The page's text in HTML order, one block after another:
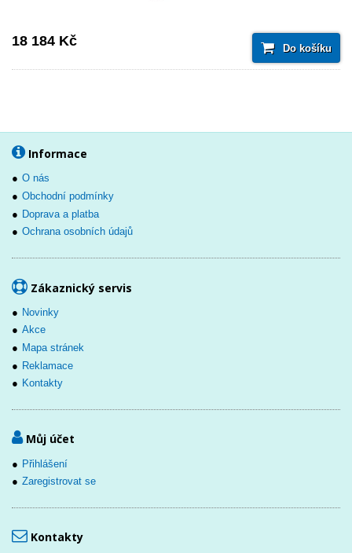
18 184 Kč Do košíku
Informace
O nás
Obchodní podmínky
Doprava a platba
Ochrana osobních údajů
Zákaznický servis
Novinky
Akce
Mapa stránek
Reklamace
Kontakty
Můj účet
Přihlášení
Zaregistrovat se
Kontakty